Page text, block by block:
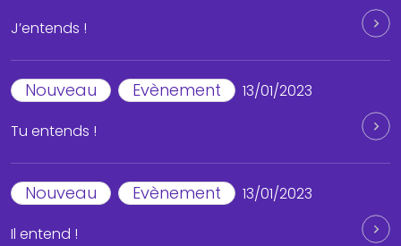
J’entends !
Nouveau Evènement
13/01/2023
Tu entends !
Nouveau Evènement
13/01/2023
Il entend !